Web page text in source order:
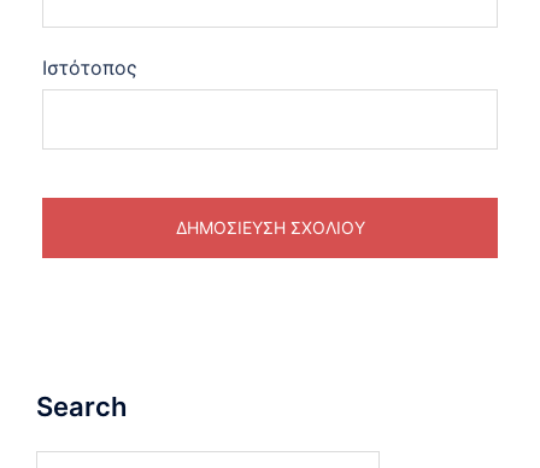
Ιστότοπος
Search